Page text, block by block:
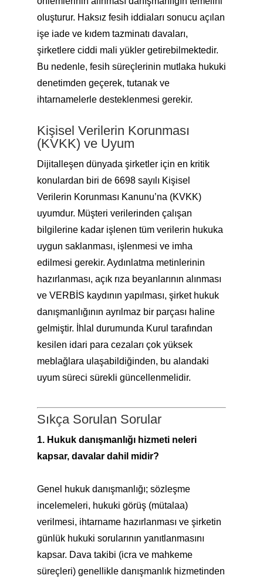
oluşturur. Haksız fesih iddiaları sonucu açılan
işe iade ve kıdem tazminatı davaları,
şirketlere ciddi mali yükler getirebilmektedir.
Bu nedenle, fesih süreçlerinin mutlaka hukuki
denetimden geçerek, tutanak ve
ihtarnamelerle desteklenmesi gerekir.
Kişisel Verilerin Korunması
(KVKK) ve Uyum
Dijitalleşen dünyada şirketler için en kritik
konulardan biri de 6698 sayılı Kişisel
Verilerin Korunması Kanunu’na (KVKK)
uyumdur. Müşteri verilerinden çalışan
bilgilerine kadar işlenen tüm verilerin hukuka
uygun saklanması, işlenmesi ve imha
edilmesi gerekir. Aydınlatma metinlerinin
hazırlanması, açık rıza beyanlarının alınması
ve VERBİS kaydının yapılması, şirket hukuk
danışmanlığının ayrılmaz bir parçası haline
gelmiştir. İhlal durumunda Kurul tarafından
kesilen idari para cezaları çok yüksek
meblağlara ulaşabildiğinden, bu alandaki
uyum süreci sürekli güncellenmelidir.
Sıkça Sorulan Sorular
1. Hukuk danışmanlığı hizmeti neleri
kapsar, davalar dahil midir?
Genel hukuk danışmanlığı; sözleşme
incelemeleri, hukuki görüş (mütalaa)
verilmesi, ihtarname hazırlanması ve şirketin
günlük hukuki sorularının yanıtlanmasını
kapsar. Dava takibi (icra ve mahkeme
süreçleri) genellikle danışmanlık hizmetinden